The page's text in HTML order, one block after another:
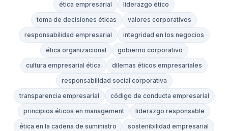
ética empresarial
liderazgo ético
toma de decisiones éticas
valores corporativos
responsabilidad empresarial
integridad en los negocios
ética organizacional
gobierno corporativo
cultura empresarial ética
dilemas éticos empresariales
responsabilidad social corporativa
transparencia empresarial
código de conducta empresarial
principios éticos en management
liderazgo responsable
ética en la cadena de suministro
sostenibilidad empresarial